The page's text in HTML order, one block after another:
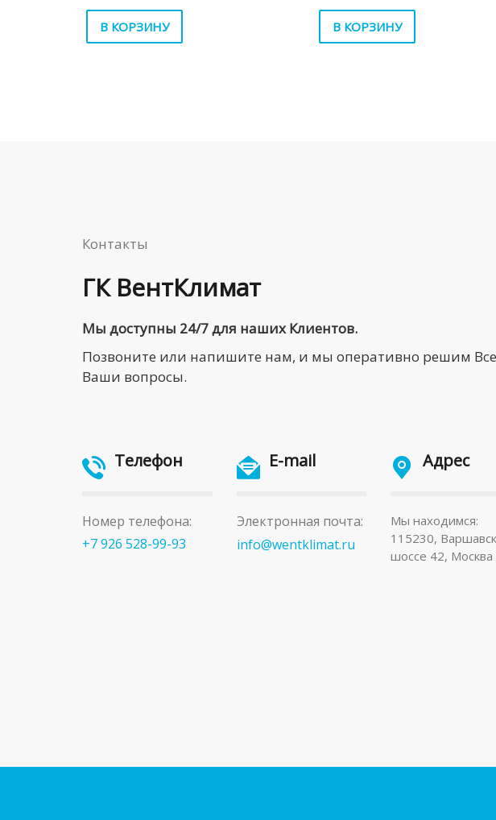
В КОРЗИНУ В КОРЗИНУ
Контакты
ГК ВентКлимат
Мы доступны 24/7 для наших Клиентов.
Позвоните или напишите нам, и мы оперативно решим Все
Ваши вопросы.
Телефон
Номер телефона:
+7 926 528-99-93
E-mail
Электронная почта:
info@wentklimat.ru
Адрес
Мы находимся:
115230,
шоссе 42, Москва